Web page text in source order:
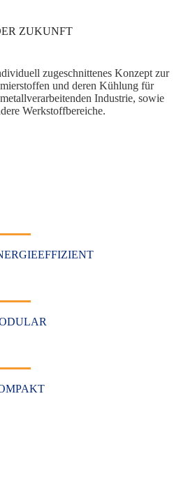
ZUKUNFT
zugeschnittenes Konzept zur
und deren Kühlung für
Industrie, sowie
Werkstoffbereiche.